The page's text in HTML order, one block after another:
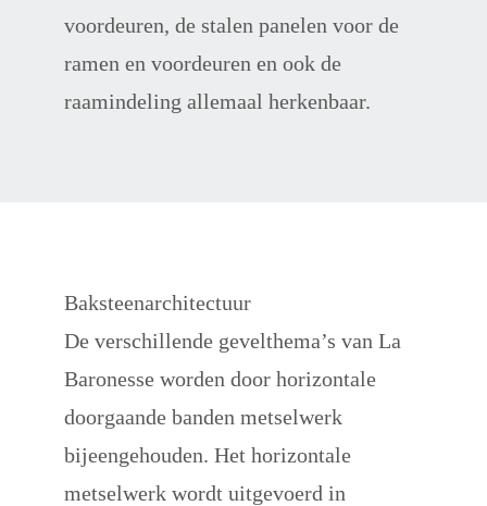
voordeuren, de stalen panelen voor de
ramen en voordeuren en ook de
raamindeling allemaal herkenbaar.
Baksteenarchitectuur
De verschillende gevelthema’s van La
Baronesse worden door horizontale
doorgaande banden metselwerk
bijeengehouden. Het horizontale
metselwerk wordt uitgevoerd in